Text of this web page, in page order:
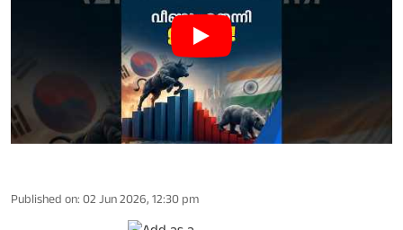
Published on: 02 Jun 2026, 12:30 pm